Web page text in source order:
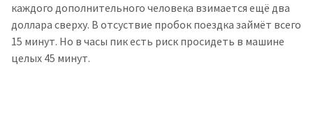
каждого дополнительного человека взимается ещё два
доллара сверху. В отсуствие пробок поездка займёт всего
15 минут. Но в часы пик есть риск просидеть в машине
целых 45 минут.